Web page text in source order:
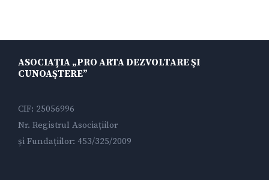
ASOCIAŢIA „PRO ARTA DEZVOLTARE ŞI
CUNOAŞTERE”
CIF: 25056996
Nr. Registrul Asociațiilor
și Fundațiilor: 453/325/2009